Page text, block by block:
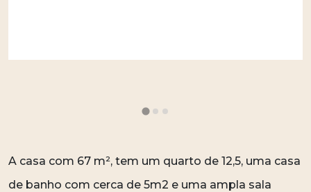
A casa com 67 m², tem um quarto de 12,5, uma casa
de banho com cerca de 5m2 e uma ampla sala